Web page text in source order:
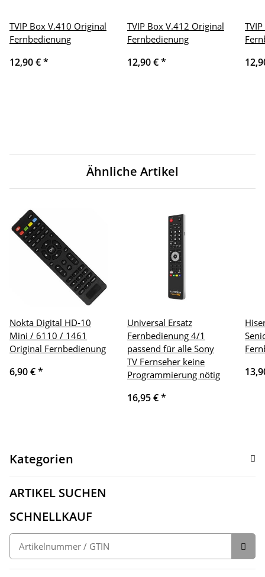
TVIP Box V.410 Original
Fernbedienung
12,90 €*
TVIP Box V.412 Original
Fernbedienung
12,90 €*
Ähnliche Artikel
Nokta Digital HD-10
Mini / 6110 / 1461
Original Fernbedienung
6,90 €*
Universal Ersatz
Fernbedienung 4/1
passend für alle Sony
TV Fernseher keine
Programmierung nötig
16,95 €*
Kategorien
ARTIKEL SUCHEN
SCHNELLKAUF